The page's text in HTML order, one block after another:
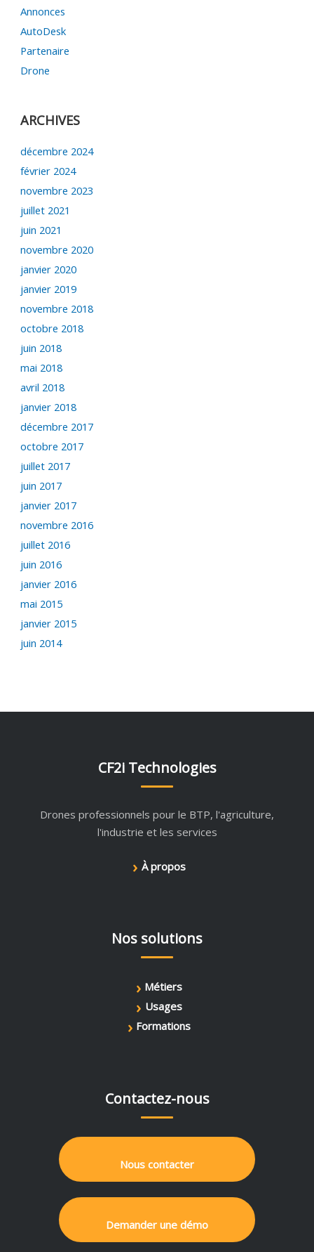
Annonces
AutoDesk
Partenaire
Drone
ARCHIVES
décembre 2024
février 2024
novembre 2023
juillet 2021
juin 2021
novembre 2020
janvier 2020
janvier 2019
novembre 2018
octobre 2018
juin 2018
mai 2018
avril 2018
janvier 2018
décembre 2017
octobre 2017
juillet 2017
juin 2017
janvier 2017
novembre 2016
juillet 2016
juin 2016
janvier 2016
mai 2015
janvier 2015
juin 2014
CF2i Technologies
Drones professionnels pour le BTP, l'agriculture,
l'industrie et les services
› À propos
Nos solutions
› Métiers
› Usages
› Formations
Contactez-nous
Nous contacter
Demander une démo